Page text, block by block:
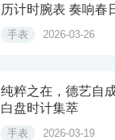
历计时腕表 奏响春
手表 2026-03-26
纯粹之在，德艺自
白盘时计集萃
手表 2026-03-19